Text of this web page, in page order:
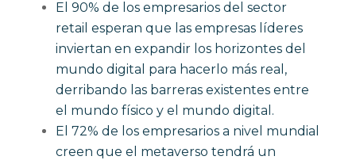
El 90% de los empresarios del sector
retail esperan que las empresas líderes
inviertan en expandir los horizontes del
mundo digital para hacerlo más real,
derribando las barreras existentes entre
el mundo físico y el mundo digital.
El 72% de los empresarios a nivel mundial
creen que el metaverso tendrá un